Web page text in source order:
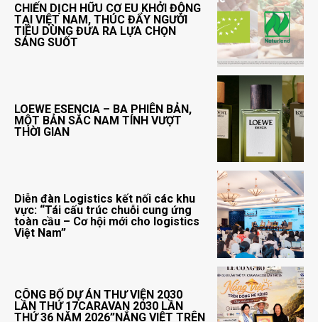
CHIẾN DỊCH HỮU CƠ EU KHỞI ĐỘNG
TẠI VIỆT NAM, THÚC ĐẨY NGƯỜI
TIÊU DÙNG ĐƯA RA LỰA CHỌN
SÁNG SUỐT
LOEWE ESENCIA – BA PHIÊN BẢN,
MỘT BẢN SẮC NAM TÍNH VƯỢT
THỜI GIAN
Diễn đàn Logistics kết nối các khu
vực: “Tái cấu trúc chuỗi cung ứng
toàn cầu – Cơ hội mới cho logistics
Việt Nam”
CÔNG BỐ DỰ ÁN THƯ VIỆN 2030
LẦN THỨ 17CARAVAN 2030 LẦN
THỨ 36 NĂM 2026”NẮNG VIỆT TRÊN